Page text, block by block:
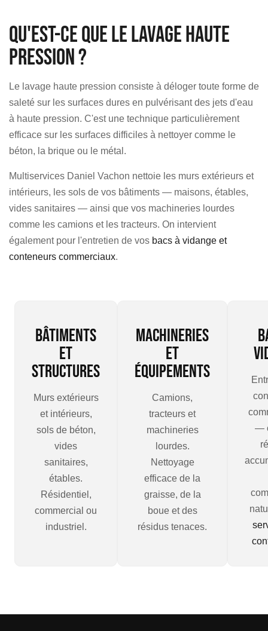
Qu'est-ce que le lavage haute
pression ?
Le lavage haute pression consiste à déloger toute forme de
saleté sur les surfaces dures en pulvérisant des jets d'eau
à haute pression. C'est une technique particulièrement
efficace sur les surfaces difficiles à nettoyer comme le
béton, la brique ou le métal.
Multiservices Daniel Vachon nettoie les murs extérieurs et
intérieurs, les sols de vos bâtiments — maisons, étables,
vides sanitaires — ainsi que vos machineries lourdes
comme les camions et les tracteurs. On intervient
également pour l'entretien de vos bacs à vidange et
conteneurs commerciaux.
Bâtiments
et
structures
Murs extérieurs
et intérieurs,
sols de béton,
vides
sanitaires,
étables.
Résidentiel,
commercial ou
industriel.
Machineries
et
équipements
Camions,
tracteurs et
machineries
lourdes.
Nettoyage
efficace de la
graisse, de la
boue et des
résidus tenaces.
—